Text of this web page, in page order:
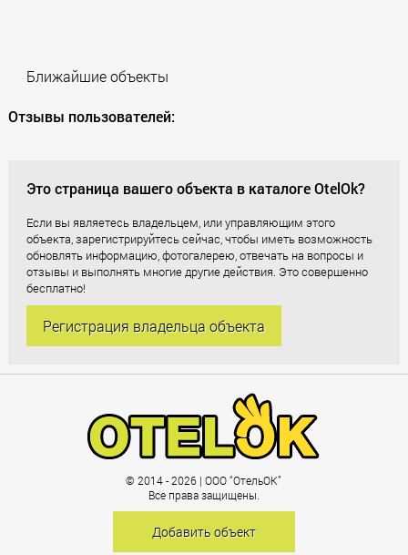
Ближайшие объекты
Отзывы пользователей:
Это страница вашего объекта в каталоге OtelOk?
Если вы являетесь владельцем, или управляющим этого
объекта, зарегистрируйтесь сейчас, чтобы иметь возможность
обновлять информацию, фотогалерею, отвечать на вопросы и
отзывы и выполнять многие другие действия. Это совершенно
бесплатно!
Регистрация владельца объекта
© 2014 - 2026 | ООО “ОтельОК”
Все права защищены.
Добавить объект